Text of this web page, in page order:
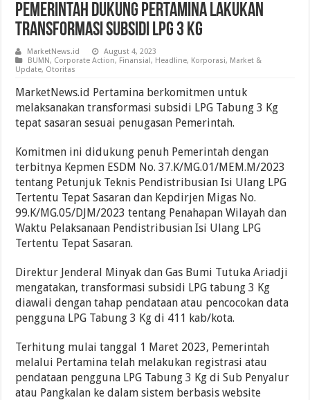
Pemerintah Dukung Pertamina Lakukan
Transformasi Subsidi LPG 3 Kg
MarketNews.id
August 4, 2023
BUMN, Corporate Action, Finansial, Headline, Korporasi, Market &
Update, Otoritas
MarketNews.id Pertamina berkomitmen untuk
melaksanakan transformasi subsidi LPG Tabung 3 Kg
tepat sasaran sesuai penugasan Pemerintah.
Komitmen ini didukung penuh Pemerintah dengan
terbitnya Kepmen ESDM No. 37.K/MG.01/MEM.M/2023
tentang Petunjuk Teknis Pendistribusian Isi Ulang LPG
Tertentu Tepat Sasaran dan Kepdirjen Migas No.
99.K/MG.05/DJM/2023 tentang Penahapan Wilayah dan
Waktu Pelaksanaan Pendistribusian Isi Ulang LPG
Tertentu Tepat Sasaran.
Direktur Jenderal Minyak dan Gas Bumi Tutuka Ariadji
mengatakan, transformasi subsidi LPG tabung 3 Kg
diawali dengan tahap pendataan atau pencocokan data
pengguna LPG Tabung 3 Kg di 411 kab/kota.
Terhitung mulai tanggal 1 Maret 2023, Pemerintah
melalui Pertamina telah melakukan registrasi atau
pendataan pengguna LPG Tabung 3 Kg di Sub Penyalur
atau Pangkalan ke dalam sistem berbasis website